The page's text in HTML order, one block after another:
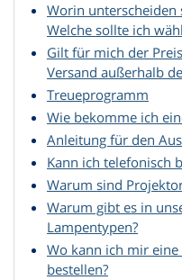
Worin unterscheiden
Welche sollte ich
Gilt für mich der
Versand außerhalb
Treueprogramm
Wie bekomme ich
Anleitung für den
Kann ich telefonisch
Warum sind
Warum gibt es in
Lampentypen?
Wo kann ich mir
bestellen?